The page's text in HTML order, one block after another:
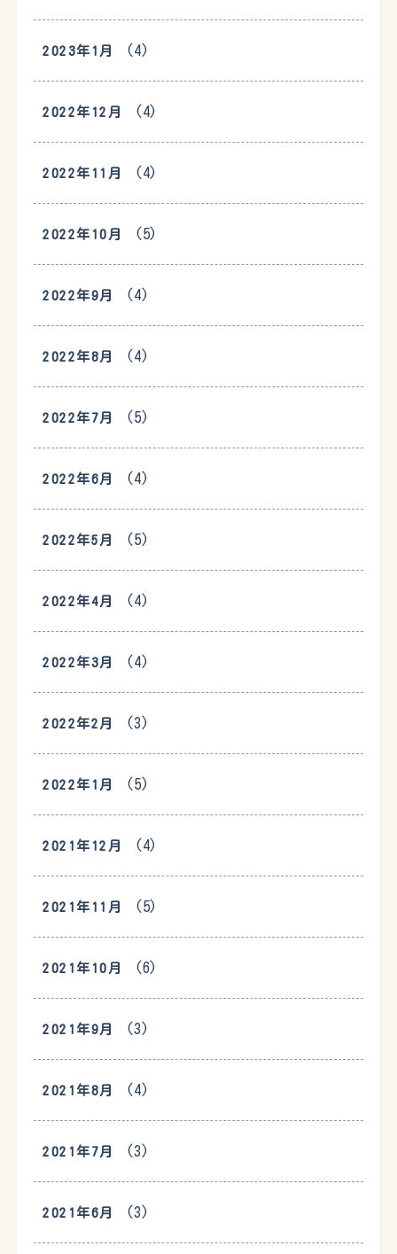
2023年1月 (4)
2022年12月 (4)
2022年11月 (4)
2022年10月 (5)
2022年9月 (4)
2022年8月 (4)
2022年7月 (5)
2022年6月 (4)
2022年5月 (5)
2022年4月 (4)
2022年3月 (4)
2022年2月 (3)
2022年1月 (5)
2021年12月 (4)
2021年11月 (5)
2021年10月 (6)
2021年9月 (3)
2021年8月 (4)
2021年7月 (3)
2021年6月 (3)